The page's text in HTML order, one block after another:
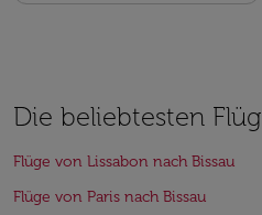
Die beliebtesten
Flüge von Lissabon nach Bissau
Flüge von Paris nach Bissau